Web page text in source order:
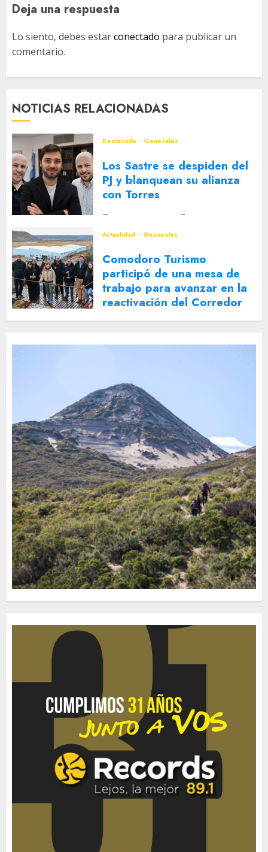
Deja una respuesta
Lo siento, debes estarconectado para publicar un
comentario.
NOTICIAS RELACIONADAS
Destacada Generales
Los Sastre se despiden del
PJ y blanquean su alianza
con Torres
2 DE AGOSTO DE 2026
Actualidad
Generales
Comodoro Turismo
participó de una mesa de
trabajo para avanzar en la
reactivación del Corredor
Turístico Integrado